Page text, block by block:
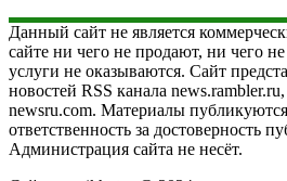
Данный сайт не является
сайте ни чего не продают, ни чего
услуги не оказываются. Сайт
новостей RSS канала
newsru.com. Материалы
ответственность за достоверность
Администрация сайта не несёт.